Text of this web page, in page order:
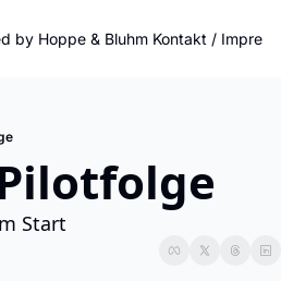
by Hoppe & Bluhm Kontakt /
Start